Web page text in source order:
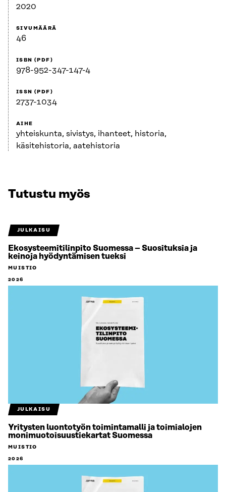
2020
SIVUMÄÄRÄ
46
ISBN (PDF)
978-952-347-147-4
ISSN (PDF)
2737-1034
AIHE
yhteiskunta, sivistys, ihanteet, historia,
käsitehistoria, aatehistoria
Tutustu myös
JULKAISU
Ekosysteemitilinpito Suomessa – Suosituksia ja
keinoja hyödyntämisen tueksi
MUISTIO
2026
JULKAISU
Yritysten luontotyön toimintamalli ja toimialojen
monimuotoisuustiekartat Suomessa
MUISTIO
2026